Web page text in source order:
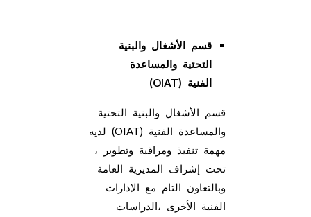
قسم الأشغال والبنية
التحتية والمساعدة
الفنية (OIAT)
قسم الأشغال والبنية التحتية
والمساعدة الفنية (OIAT) لديه
مهمة تنفيذ ومراقبة وتطوير ،
تحت إشراف المديرية العامة
وبالتعاون التام مع الإدارات
الفنية الأخرى ،الدراسات